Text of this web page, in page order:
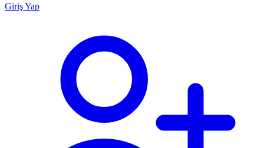
Giriş Yap